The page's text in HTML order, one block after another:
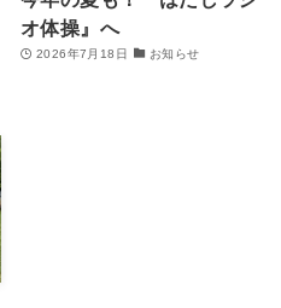
オ体操』へ
2026年7月18日 お知らせ